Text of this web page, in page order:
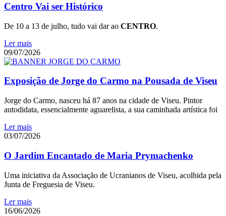
Centro Vai ser Histórico
De 10 a 13 de julho, tudo vai dar ao CENTRO.
Ler mais
09/07/2026
Exposição de Jorge do Carmo na Pousada de Viseu
Jorge do Carmo, nasceu há 87 anos na cidade de Viseu. Pintor
autodidata, essencialmente aguarelista, a sua caminhada artística foi
Ler mais
03/07/2026
O Jardim Encantado de Maria Prymachenko
Uma iniciativa da Associação de Ucranianos de Viseu, acolhida pela
Junta de Freguesia de Viseu.
Ler mais
16/06/2026